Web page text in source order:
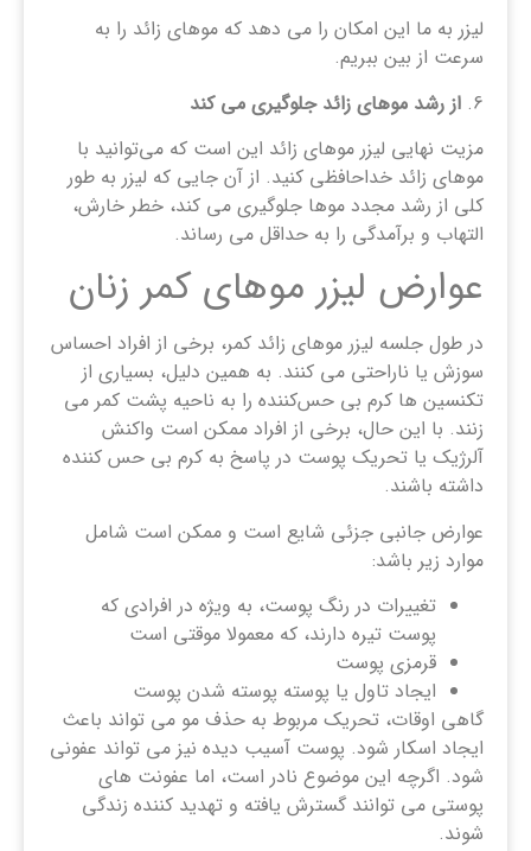
لیزر به ما این امکان را می دهد که موهای زائد را به
سرعت از بین ببریم.
6. از رشد موهای زائد جلوگیری می کند
مزیت نهایی لیزر موهای زائد این است که می‌توانید با
موهای زائد خداحافظی کنید. از آن جایی که لیزر به طور
کلی از رشد مجدد موها جلوگیری می کند، خطر خارش،
التهاب و برآمدگی را به حداقل می رساند.
عوارض لیزر موهای کمر زنان
در طول جلسه لیزر موهای زائد کمر، برخی از افراد احساس
سوزش یا ناراحتی می کنند. به همین دلیل، بسیاری از
تکنسین ‌ها کرم بی ‌حس‌کننده را به ناحیه ‌پشت کمر می
‌زنند. با این حال، برخی از افراد ممکن است واکنش
آلرژیک یا تحریک پوست در پاسخ به کرم بی حس کننده
داشته باشند.
عوارض جانبی جزئی شایع است و ممکن است شامل
موارد زیر باشد:
تغییرات در رنگ پوست، به ویژه در افرادی که
پوست تیره دارند، که معمولا موقتی است
قرمزی پوست
ایجاد تاول یا پوسته پوسته شدن پوست
گاهی اوقات، تحریک مربوط به حذف مو می تواند باعث
ایجاد اسکار شود. پوست آسیب دیده نیز می تواند عفونی
شود. اگرچه این موضوع نادر است، اما عفونت های
پوستی می توانند گسترش یافته و تهدید کننده زندگی
شوند.